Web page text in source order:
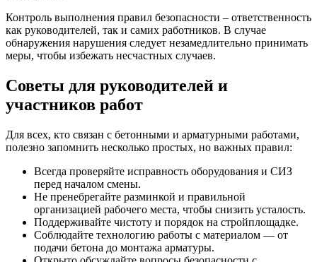
Контроль выполнения правил безопасности – ответственность
как руководителей, так и самих работников. В случае
обнаружения нарушения следует незамедлительно принимать
меры, чтобы избежать несчастных случаев.
Советы для руководителей и
участников работ
Для всех, кто связан с бетонными и арматурными работами,
полезно запомнить несколько простых, но важных правил:
Всегда проверяйте исправность оборудования и СИЗ
перед началом смены.
Не пренебрегайте разминкой и правильной
организацией рабочего места, чтобы снизить усталость.
Поддерживайте чистоту и порядок на стройплощадке.
Соблюдайте технологию работы с материалом — от
подачи бетона до монтажа арматуры.